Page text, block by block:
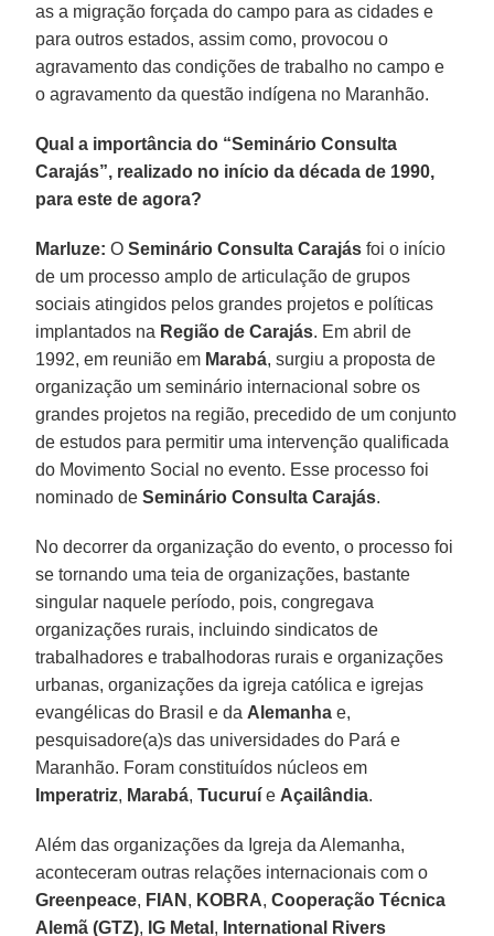
as a migração forçada do campo para as cidades e
para outros estados, assim como, provocou o
agravamento das condições de trabalho no campo e
o agravamento da questão indígena no Maranhão.
Qual a importância do “Seminário Consulta
Carajás”, realizado no início da década de 1990,
para este de agora?
Marluze: OSeminário Consulta Carajás foi o início
de um processo amplo de articulação de grupos
sociais atingidos pelos grandes projetos e políticas
implantados na Região de Carajás. Em abril de
1992, em reunião em Marabá, surgiu a proposta de
organização um seminário internacional sobre os
grandes projetos na região, precedido de um conjunto
de estudos para permitir uma intervenção qualificada
do Movimento Social no evento. Esse processo foi
nominado deSeminário Consulta Carajás.
No decorrer da organização do evento, o processo foi
se tornando uma teia de organizações, bastante
singular naquele período, pois, congregava
organizações rurais, incluindo sindicatos de
trabalhadores e trabalhodoras rurais e organizações
urbanas, organizações da igreja católica e igrejas
evangélicas do Brasil e da Alemanha e,
pesquisadore(a)s das universidades do Pará e
Maranhão. Foram constituídos núcleos em
Imperatriz, Marabá,Tucuruí e Açailândia.
Além das organizações da Igreja da Alemanha,
aconteceram outras relações internacionais com o
Greenpeace, FIAN , KOBRA,Cooperação Técnica
Alemã (GTZ), IG Metal , International Rivers